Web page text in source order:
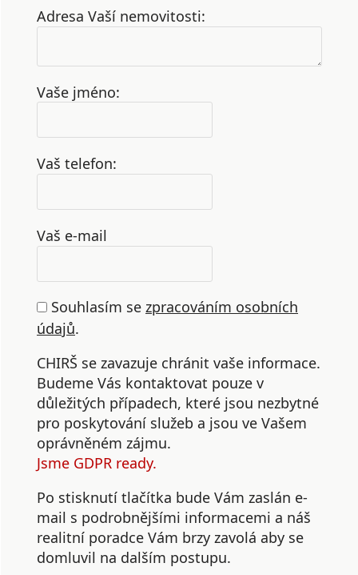
Adresa Vaší nemovitosti:
Vaše jméno:
Vaš telefon:
Vaš e-mail
Souhlasím se zpracováním osobních
údajů.
CHIRŠ se zavazuje chránit vaše informace.
Budeme Vás kontaktovat pouze v
důležitých případech, které jsou nezbytné
pro poskytování služeb a jsou ve Vašem
oprávněném zájmu.
Jsme GDPR ready.
Po stisknutí tlačítka bude Vám zaslán e-
mail s podrobnějšími informacemi a náš
realitní poradce Vám brzy zavolá aby se
domluvil na dalším postupu.